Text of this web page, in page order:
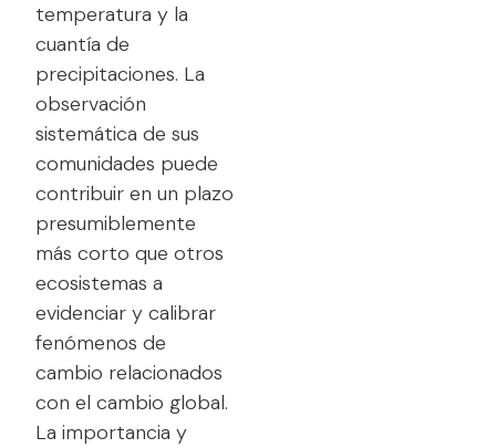
temperatura y la
cuantía de
precipitaciones. La
observación
sistemática de sus
comunidades puede
contribuir en un plazo
presumiblemente
más corto que otros
ecosistemas a
evidenciar y calibrar
fenómenos de
cambio relacionados
con el cambio global.
La importancia y